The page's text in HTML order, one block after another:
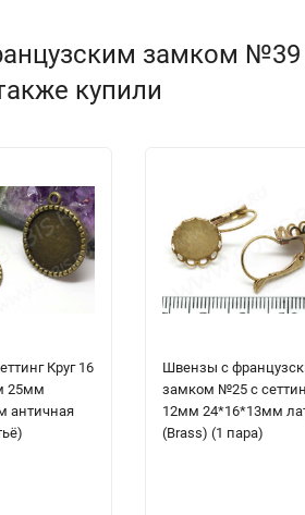
замком
купили
Круг 16
25мм
античная
Швензы с
замком №25 с
12мм 24*16*13мм
(Brass) (1 пара)